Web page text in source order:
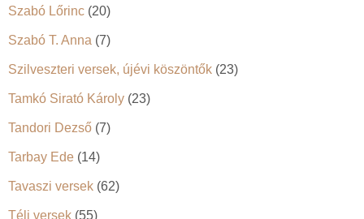
Szabó Lőrinc (20)
Szabó T. Anna (7)
Szilveszteri versek, újévi köszöntők (23)
Tamkó Sirató Károly (23)
Tandori Dezső (7)
Tarbay Ede (14)
Tavaszi versek (62)
Téli versek (55)